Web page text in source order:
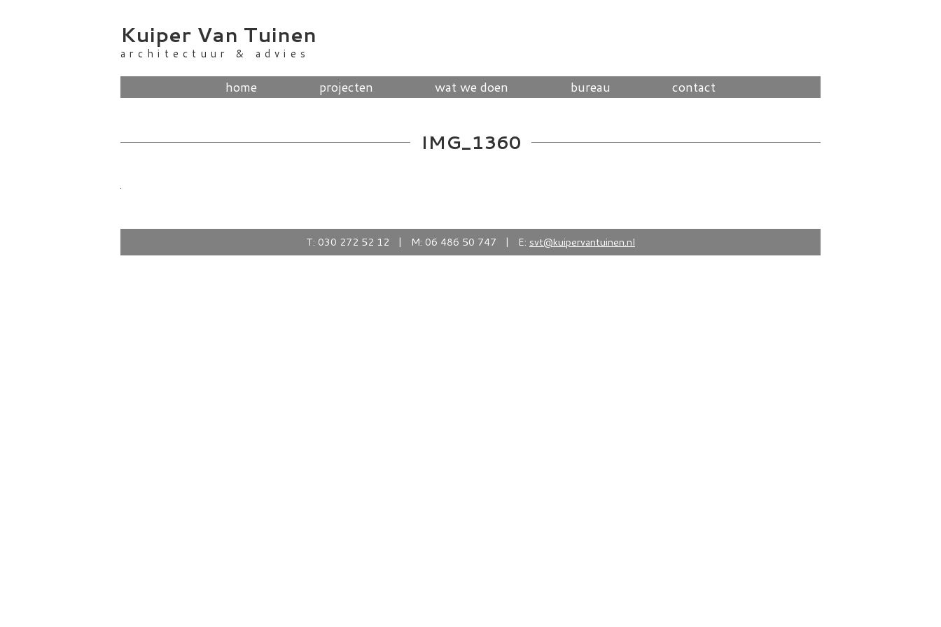
Kuiper Van Tuinen
architectuur & advies
home projecten wat we doen bureau contact
IMG_1360
T: 030 272 52 12 | M: 06 486 50 747 | E: svt@kuipervantuinen.nl